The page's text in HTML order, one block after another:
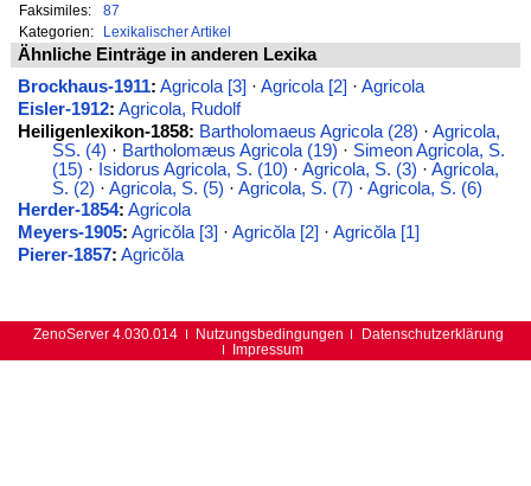
Faksimiles:
87
Kategorien:
Lexikalischer Artikel
Ähnliche Einträge in anderen Lexika
Brockhaus-1911: Agricola [3] · Agricola [2] · Agricola
Eisler-1912: Agricola, Rudolf
Heiligenlexikon-1858: Bartholomaeus Agricola (28) · Agricola,
SS. (4) · Bartholomæus Agricola (19) · Simeon Agricola, S.
(15) · Isidorus Agricola, S. (10) · Agricola, S. (3) · Agricola,
S. (2) · Agricola, S. (5) · Agricola, S. (7) · Agricola, S. (6)
Herder-1854: Agricola
Meyers-1905: Agricŏla [3] · Agricŏla [2] · Agricŏla [1]
Pierer-1857: Agricŏla
ZenoServer 4.030.014 Nutzungsbedingungen
Datenschutzerklärung
Impressum